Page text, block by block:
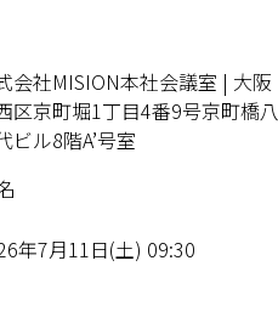
会社MISION本社会議室 | 大阪
区京町堀1丁目4番9号京町橋八
ビル8階A’号室
年7月11日(土) 09:30